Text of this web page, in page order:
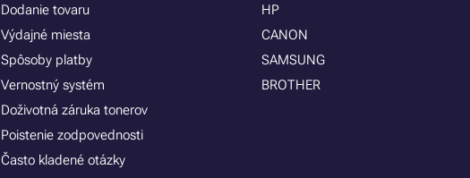
Dodanie tovaru
Výdajné miesta
Spôsoby platby
Vernostný systém
Doživotná záruka tonerov
Poistenie zodpovednosti
Často kladené otázky
HP
CANON
SAMSUNG
BROTHER